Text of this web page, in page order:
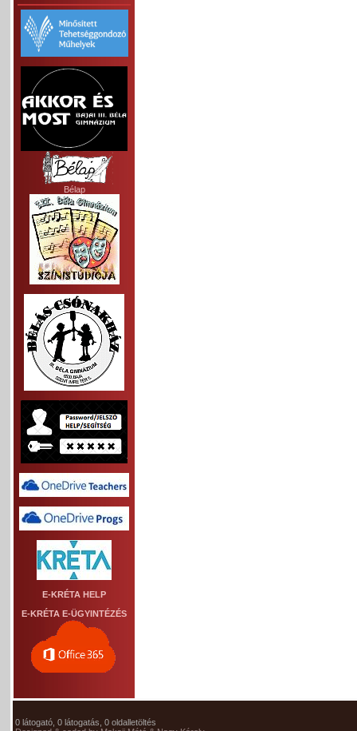
Bélap
E-KRÉTA HELP
E-KRÉTA E-ÜGYINTÉZÉS
0 látogató, 0 látogatás, 0 oldalletöltés